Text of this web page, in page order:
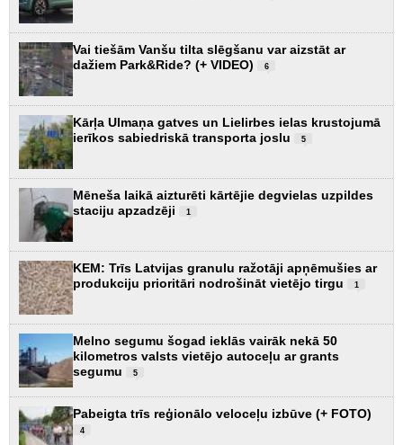
Vai tiešām Vanšu tilta slēgšanu var aizstāt ar
dažiem Park&Ride? (+ VIDEO)
6
Kārļa Ulmaņa gatves un Lielirbes ielas krustojumā
ierīkos sabiedriskā transporta joslu
5
Mēneša laikā aizturēti kārtējie degvielas uzpildes
staciju apzadzēji
1
KEM: Trīs Latvijas granulu ražotāji apņēmušies ar
produkciju prioritāri nodrošināt vietējo tirgu
1
Melno segumu šogad ieklās vairāk nekā 50
kilometros valsts vietējo autoceļu ar grants
segumu
5
Pabeigta trīs reģionālo veloceļu izbūve (+ FOTO)
4